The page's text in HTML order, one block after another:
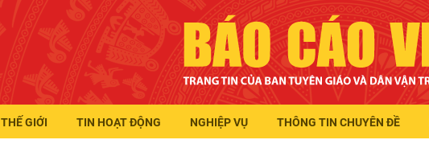
THẾ GIỚI TIN HOẠT ĐỘNG NGHIỆP VỤ THÔNG TIN CHUYÊN ĐỀ